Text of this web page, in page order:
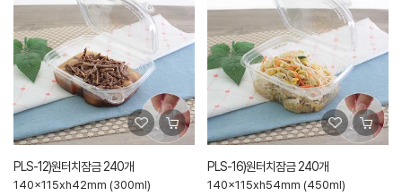
PLS-12)원터치잠금 240개
140x115xh42mm (300ml)
PLS-16)원터치잠금 240개
140x115xh54mm (450ml)